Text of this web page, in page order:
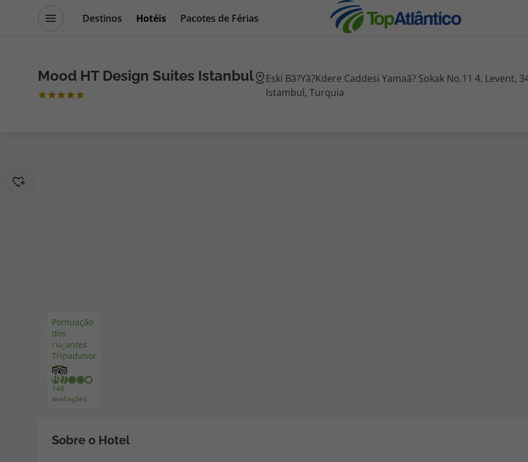
Destinos Hotéis
Pacotes de Férias
Disneyland ® Paris
Mood HT Design Suites Istanbul
Eski Bã?Yã?Kdere Caddesi Yamaã? Sokak No.11 4. Levent,
Istambul, Turquia
Pontuação
dos
viajantes
Tripadvisor
148
avaliações
Ver
mais
fotos
(140)
Sobre o Hotel